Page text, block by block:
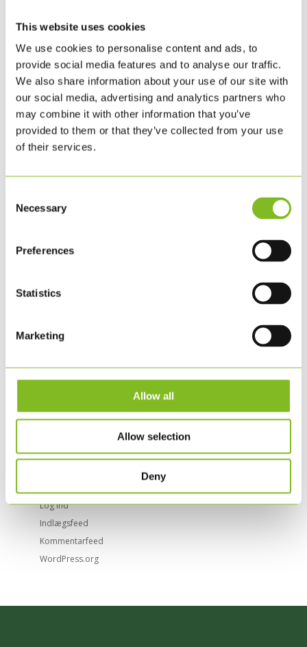
This website uses cookies
We use cookies to personalise content and ads, to
provide social media features and to analyse our traffic.
We also share information about your use of our site with
our social media, advertising and analytics partners who
may combine it with other information that you’ve
provided to them or that they’ve collected from your use
of their services.
Selection
Necessary
Preferences
Statistics
Marketing
Allow all
Allow selection
Deny
juni 2019
februar 2019
januar 2019
november 2018
august 2018
juni 2018
maj 2018
februar 2018
maj 2017
marts 2017
Emballage
Øvrigt
Uncategorized @da
Log ind
Indlægsfeed
Kommentarfeed
WordPress.org